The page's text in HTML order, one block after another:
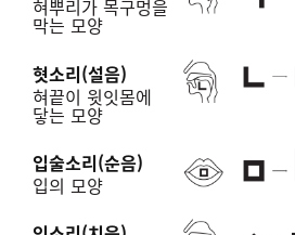
혀뿌리가 목구멍을
막는 모양
혓소리(설음)
혀끝이 윗잇몸에
닿는 모양
입술소리(순음)
입의 모양